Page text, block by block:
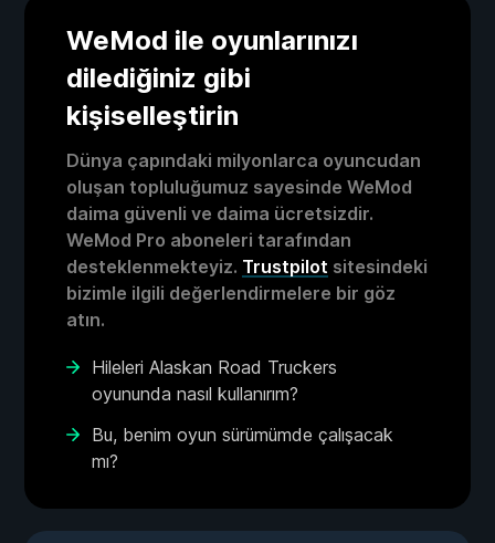
WeMod ile oyunlarınızı
dilediğiniz gibi
kişiselleştirin
Dünya çapındaki milyonlarca oyuncudan
oluşan topluluğumuz sayesinde WeMod
daima güvenli ve daima ücretsizdir.
WeMod Pro aboneleri tarafından
desteklenmekteyiz. Trustpilot sitesindeki
bizimle ilgili değerlendirmelere bir göz
atın.
Hileleri Alaskan Road Truckers
oyununda nasıl kullanırım?
Bu, benim oyun sürümümde çalışacak
mı?